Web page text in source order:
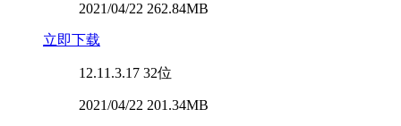
2021/04/22 262.84MB
立即下载
12.11.3.17 32位
2021/04/22 201.34MB